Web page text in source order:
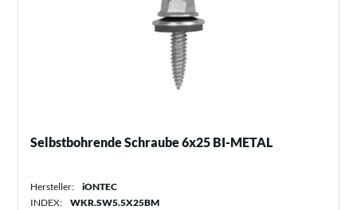
Selbstbohrende Schraube 6x25 BI-METAL
Hersteller:
iONTEC
INDEX:
WKR.SW5.5X25BM